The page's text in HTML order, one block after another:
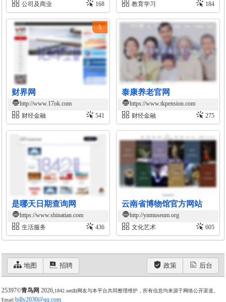
公司及商业
168
教育学习
184
财界网
http://www.17ok.com
财经金融
541
5
泰康养老官网
https://www.tkpension.com
财经金融
275
是哪天日期查询网
https://www.shinatian.com
生活服务
436
云南省博物馆官方网站
http://ynmuseum.org
文化艺术
605
地图 招聘 政策 后台
25397©青鸟网 2026,1842.net由网友与本平台共同整理维护，所有信息均来源于网络公开渠道。
Email:billy2030@qq.com